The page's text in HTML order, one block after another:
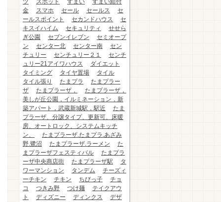
ツ
スポット すまい
すまい給付
金
スマホ セール セールス
セ
ールスポイント
セカンドハウス
セ
キスイハイム
セキュリティ
せせら
ぎ公園
セブンイレブン
セミオープ
ン
センター北 センター南
セン
チュリー
センチュリー２１
センチ
ュリー21アイワハウス
ダイエット
タイミング
タイヤ置場
タイル
タイル張り
たまプラ
たまプラー
ザ
たまプラーザ，
たまプラーザ，
美しが丘公園，イルミネーション，新
築アパート，武蔵新城駅，駅近
たま
プラーザ、分譲タイプ、更新可、床暖
房、オートロック、システムキッチ
ン、
たまプラーザ.たまプラ.あざみ
野.鷺沼
たまプラーザ.ラーメン
た
まプラーザフェスティバル
たまプラ
ーザ中央商店街
たまプラーザ駅
タ
ワーマンション
タンデム
チーズィ
ーチキン
チキン ちびっ子
チョ
コ
つきみ野 つけ麺
テイクアウ
ト
ディズニー ディンクス
デザ